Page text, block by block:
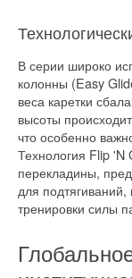
В серии широко
колонны (Easy
веса каретки
высоты
что особенно
Технология Flip 'N
перекладины,
для
тренировки силы